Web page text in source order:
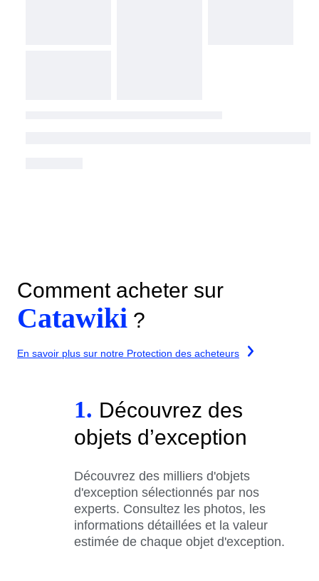
Comment acheter sur
Catawiki ?
En savoir plus sur notre Protection des acheteurs
1. Découvrez des
objets d’exception
Découvrez des milliers d'objets
d'exception sélectionnés par nos
experts. Consultez les photos, les
informations détaillées et la valeur
estimée de chaque objet d'exception.